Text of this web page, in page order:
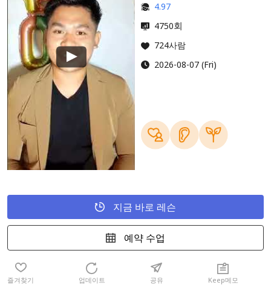
4.97
4750회
724사람
2026-08-07 (Fri)
지금 바로 레슨
예약 수업
즐겨찾기 업데이트 공유 Keep메모